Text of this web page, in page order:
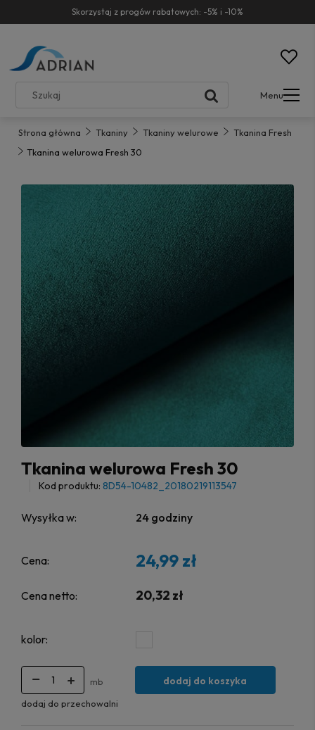
Skorzystaj z progów rabatowych: -5% i -10%
Menu
Strona główna Tkaniny Tkaniny welurowe
Tkanina Fresh
Tkanina welurowa Fresh 30
Tkanina welurowa Fresh 30
Kod produktu: 8D54-10482_20180219113547
Wysyłka w: 24 godziny
Cena: 24,99 zł
Cena netto: 20,32 zł
kolor:
mb dodaj do koszyka
dodaj do przechowalni